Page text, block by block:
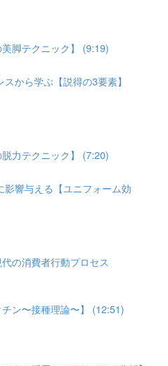
脚テクニック】 (9:19)
から学ぶ【説得の3要素】
力テクニック】 (7:20)
影響与える【ユニフォーム効
の消費者行動プロセス
ン〜接種理論〜】 (12:51)